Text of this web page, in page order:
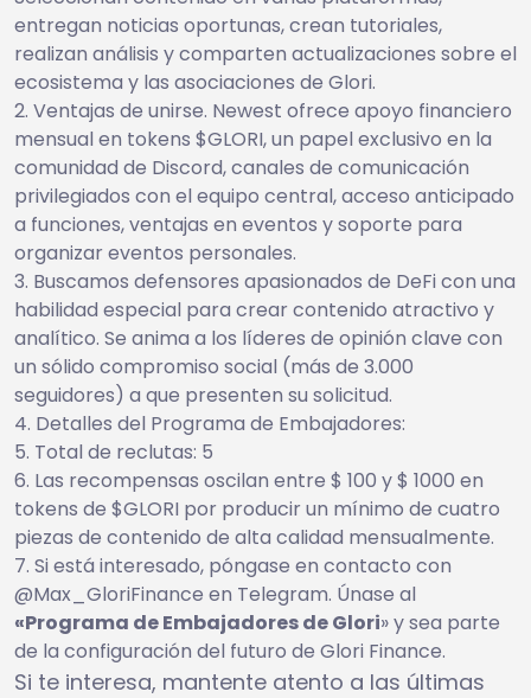
entregan noticias oportunas, crean tutoriales,
realizan análisis y comparten actualizaciones sobre el
ecosistema y las asociaciones de Glori.
Ventajas de unirse. Newest ofrece apoyo financiero
mensual en tokens $GLORI, un papel exclusivo en la
comunidad de Discord, canales de comunicación
privilegiados con el equipo central, acceso anticipado
a funciones, ventajas en eventos y soporte para
organizar eventos personales.
Buscamos defensores apasionados de DeFi con una
habilidad especial para crear contenido atractivo y
analítico. Se anima a los líderes de opinión clave con
un sólido compromiso social (más de 3.000
seguidores) a que presenten su solicitud.
Detalles del Programa de Embajadores:
Total de reclutas: 5
Las recompensas oscilan entre $ 100 y $ 1000 en
tokens de $GLORI por producir un mínimo de cuatro
piezas de contenido de alta calidad mensualmente.
Si está interesado, póngase en contacto con
@Max_GloriFinance en Telegram. Únase al
«Programa de Embajadores de Glori» y sea parte
de la configuración del futuro de Glori Finance.
Si te interesa, mantente atento a las últimas